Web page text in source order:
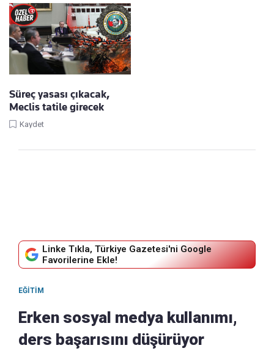
Süreç yasası çıkacak,
Meclis tatile girecek
Kaydet
Linke Tıkla, Türkiye Gazetesi'ni Google
Favorilerine Ekle!
EĞITIM
Erken sosyal medya kullanımı,
ders başarısını düşürüyor